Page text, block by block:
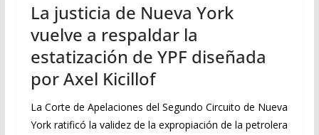
La justicia de Nueva York
vuelve a respaldar la
estatización de YPF diseñada
por Axel Kicillof
La Corte de Apelaciones del Segundo Circuito de Nueva
York ratificó la validez de la expropiación de la petrolera